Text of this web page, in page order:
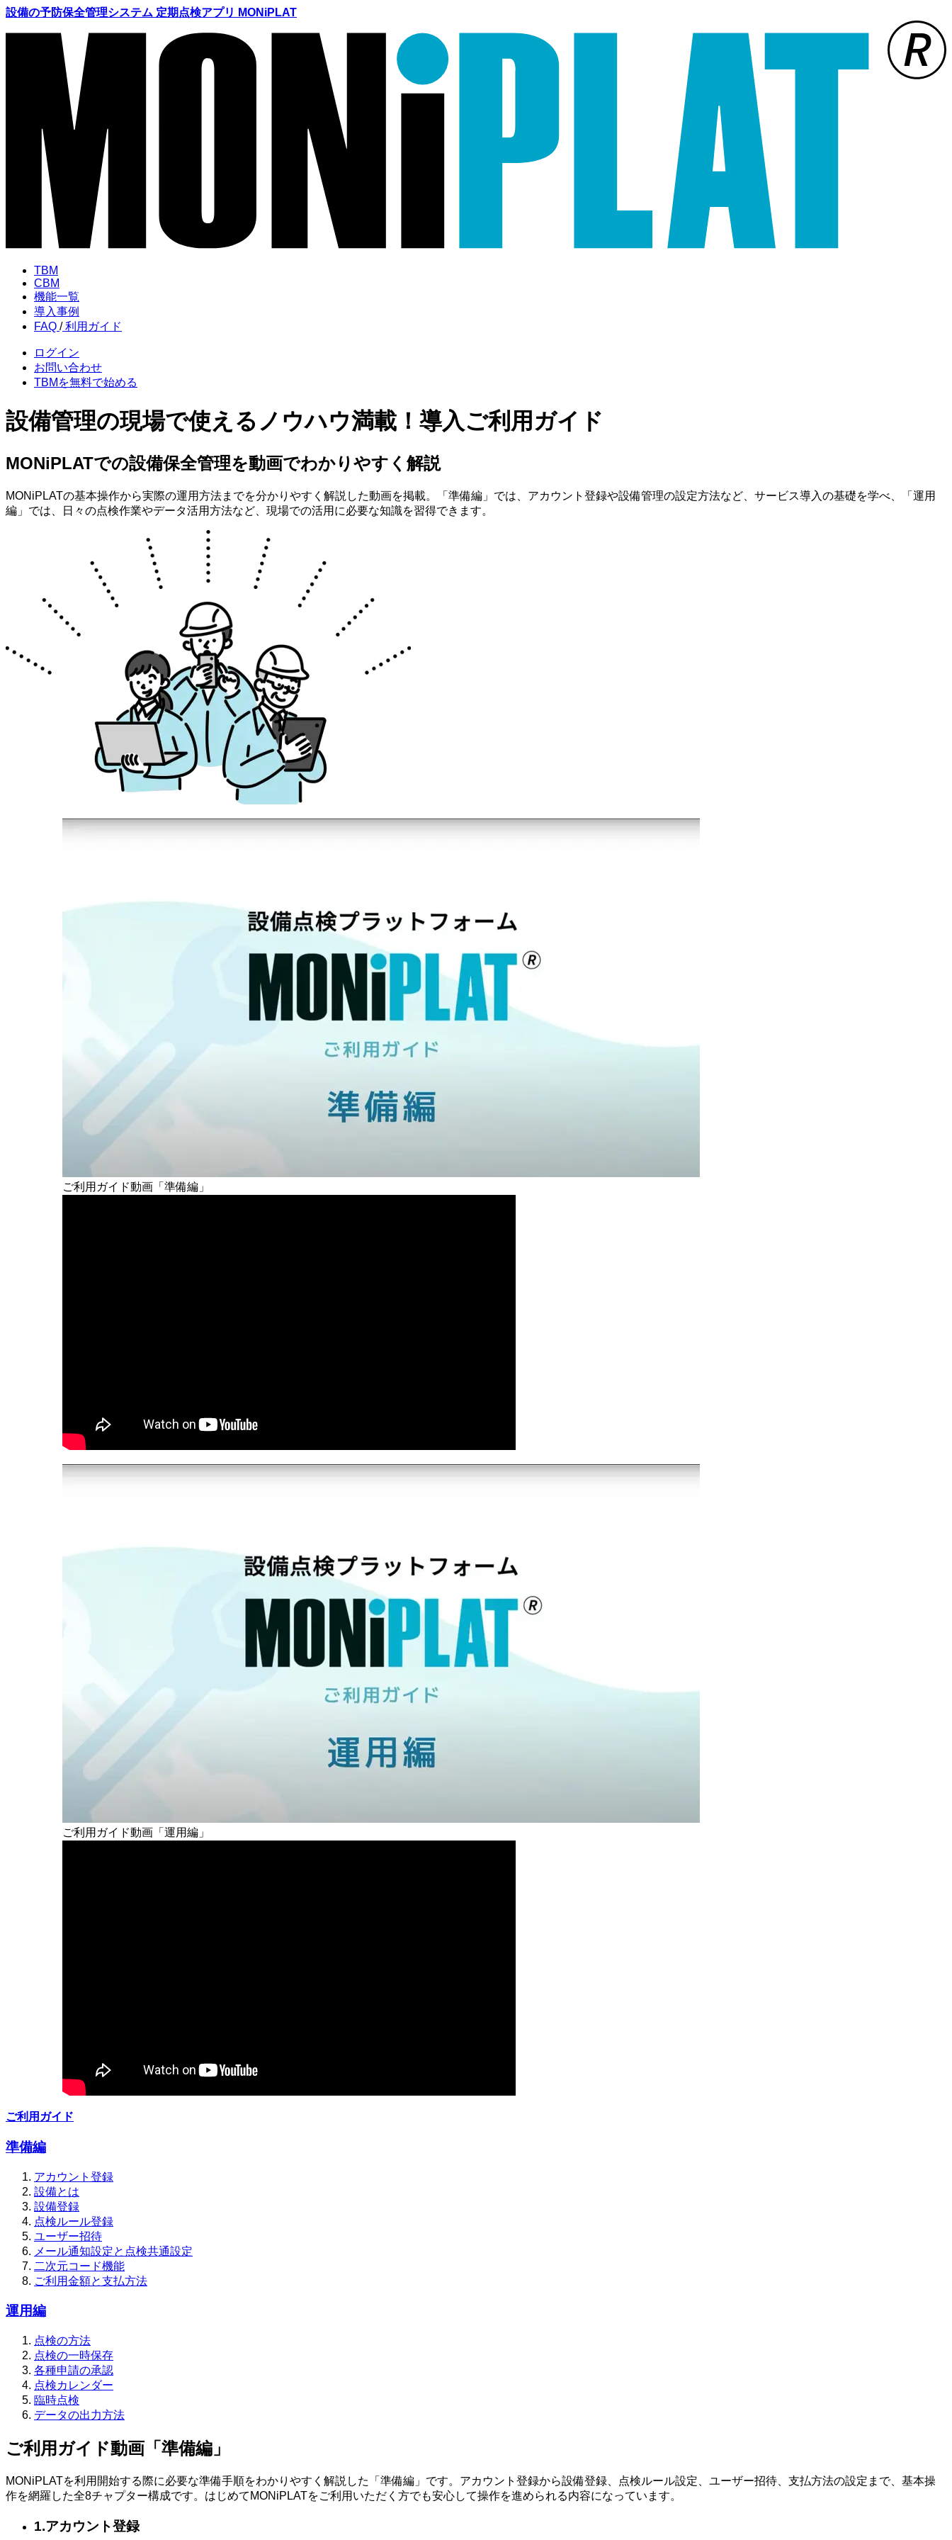
設備の予防保全管理システム 定期点検アプリ MONiPLAT
TBM
CBM
機能一覧
導入事例
FAQ / 利用 ガイド
ログイン
お問い合わせ
TBMを無料で始める
設備管理の現場で使えるノウハウ満載！ 導入ご利用 ガイド
MONiPLATでの設備保全管理を動画でわかりやすく解説
MONiPLATの基本操作から実際の運用方法までを分かりやすく解説した動画を掲載。「準備編」では、アカウント登録や設備管理の設定方法など、サービス導入の基礎を学べ、「運用
編」では、日々の点検作業やデータ活用方法など、現場での活用に必要な知識を習得できます。
ご利用ガイド動画 「準備編」
ご利用ガイド動画 「運用編」
ご利用ガイド
準備編
アカウント登録
設備とは
設備登録
点検ルール登録
ユーザー招待
メール通知設定と点検共通設定
二次元コード機能
ご利用金額と支払方法
運用編
点検の方法
点検の一時保存
各種申請の承認
点検カレンダー
臨時点検
データの出力方法
ご利用ガイド動画 「準備編」
MONiPLATを利用開始する際に必要な準備手順をわかりやすく解説した「準備編」です。アカウント登録から設備登録、点検ルール設定、ユーザー招待、支払方法の設定まで、基本操
作を網羅した全8チャプター構成です。はじめてMONiPLATをご利用いただく方でも安心して操作を進められる内容になっています。
1.アカウント登録